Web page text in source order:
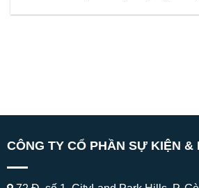
CÔNG TY CỔ PHẦN SỰ KIỆN &